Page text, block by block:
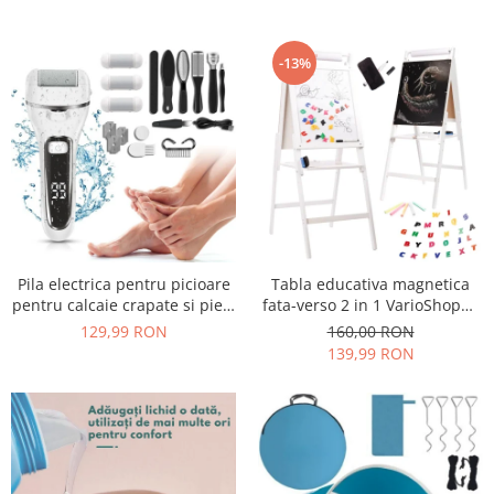
Pila electrica pentru picioare
pentru calcaie crapate si piele
uscata, rezistent la apa,
accesorii incluse, 2000rpm,
Alb
129,99 RON
-13%
Tabla educativa magnetica
fata-verso 2 in 1 VarioShop®,
pentru copii, suport din lemn,
cu litere magnetice si
accesorii incluse, 43 x 32 x
115 cm
160,00 RON
139,99 RON